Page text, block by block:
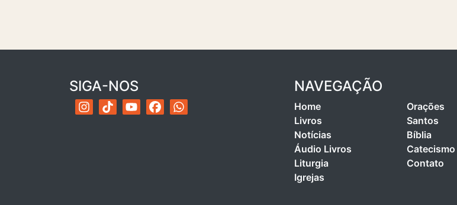
SIGA-NOS NAVEGAÇÃO
Home
Livros
Notícias
Áudio Livros
Liturgia
Igrejas
Orações
Santos
Bíblia
Catecismo
Contato